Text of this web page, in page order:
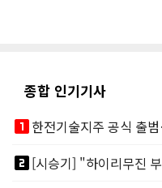
종합 인기기사
looks_one한전기술지주 공식 출
looks_two